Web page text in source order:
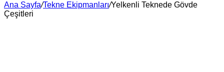
Ana Sayfa/Tekne Ekipmanları/Yelkenli Teknede Gövde
Çeşitleri